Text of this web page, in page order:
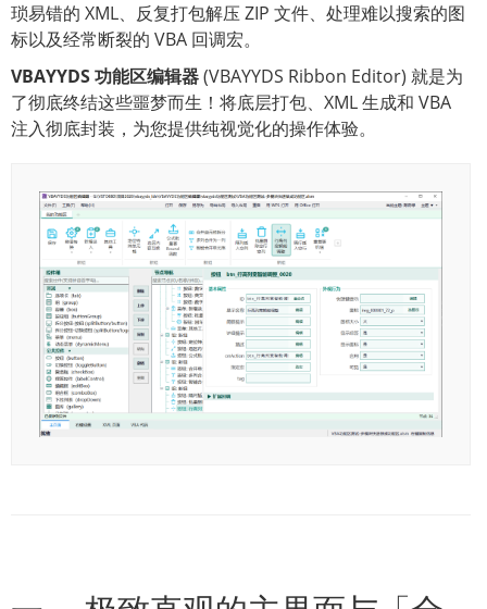
琐易错的 XML、反复打包解压 ZIP 文件、处理难以搜索的图
标以及经常断裂的 VBA 回调宏。
VBAYYDS 功能区编辑器(VBAYYDS Ribbon Editor) 就是为
了彻底终结这些噩梦而生！将底层打包、XML 生成和 VBA
注入彻底封装，为您提供纯视觉化的操作体验。